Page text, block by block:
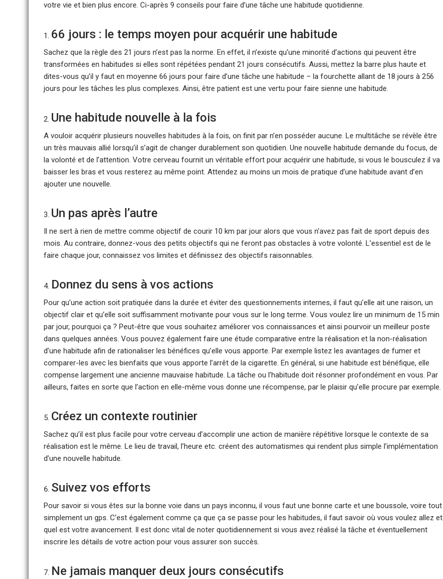
votre vie et bien plus encore. Ci-après 9 conseils pour faire d’une tâche une habitude quotidienne.
66 jours : le temps moyen pour acquérir une habitude
Sachez que la règle des 21 jours n’est pas la norme. En effet, il n’existe qu’une minorité d’actions qui peuvent être
transformées en habitudes si elles sont répétées pendant 21 jours consécutifs. Aussi, mettez la barre plus haute et
dites-vous qu’il y faut en moyenne 66 jours pour faire d’une tâche une habitude – la fourchette allant de 18 jours à 256
jours pour les tâches les plus complexes. Ainsi, être patient est une vertu pour faire sienne une habitude.
Une habitude nouvelle à la fois
A vouloir acquérir plusieurs nouvelles habitudes à la fois, on finit par n’en posséder aucune. Le multitâche se révèle être
un très mauvais allié lorsqu’il s’agit de changer durablement son quotidien. Une nouvelle habitude demande du focus, de
la volonté et de l’attention. Votre cerveau fournit un véritable effort pour acquérir une habitude, si vous le bousculez il va
baisser les bras et vous resterez au même point. Attendez au moins un mois de pratique d’une habitude avant d’en
ajouter une nouvelle.
Un pas après l’autre
Il ne sert à rien de mettre comme objectif de courir 10 km par jour alors que vous n’avez pas fait de sport depuis des
mois. Au contraire, donnez-vous des petits objectifs qui ne feront pas obstacles à votre volonté. L’essentiel est de le
faire chaque jour, connaissez vos limites et définissez des objectifs raisonnables.
Donnez du sens à vos actions
Pour qu’une action soit pratiquée dans la durée et éviter des questionnements internes, il faut qu’elle ait une raison, un
objectif clair et qu’elle soit suffisamment motivante pour vous sur le long terme. Vous voulez lire un minimum de 15 min
par jour, pourquoi ça ? Peut-être que vous souhaitez améliorer vos connaissances et ainsi pourvoir un meilleur poste
dans quelques années. Vous pouvez également faire une étude comparative entre la réalisation et la non-réalisation
d’une habitude afin de rationaliser les bénéfices qu’elle vous apporte. Par exemple listez les avantages de fumer et
comparer-les avec les bienfaits que vous apporte l’arrêt de la cigarette. En général, si une habitude est bénéfique, elle
compense largement une ancienne mauvaise habitude. La tâche ou l’habitude doit résonner profondément en vous. Par
ailleurs, faites en sorte que l’action en elle-même vous donne une récompense, par le plaisir qu’elle procure par exemple.
Créez un contexte routinier
Sachez qu’il est plus facile pour votre cerveau d’accomplir une action de manière répétitive lorsque le contexte de sa
réalisation est le même. Le lieu de travail, l’heure etc. créent des automatismes qui rendent plus simple l’implémentation
d’une nouvelle habitude.
Suivez vos efforts
Pour savoir si vous êtes sur la bonne voie dans un pays inconnu, il vous faut une bonne carte et une boussole, voire tout
simplement un gps. C’est également comme ça que ça se passe pour les habitudes, il faut savoir où vous voulez allez et
quel est votre avancement. Il est donc vital de noter quotidiennement si vous avez réalisé la tâche et éventuellement
inscrire les détails de votre action pour vous assurer son succès.
Ne jamais manquer deux jours consécutifs